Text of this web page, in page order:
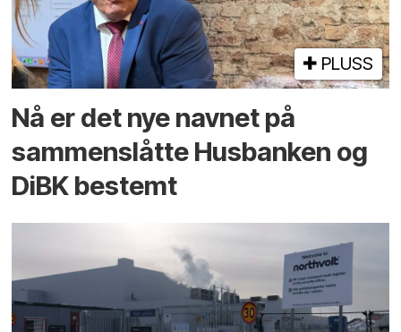
PLUSS
Nå er det nye navnet på
sammenslåtte Husbanken og
DiBK bestemt